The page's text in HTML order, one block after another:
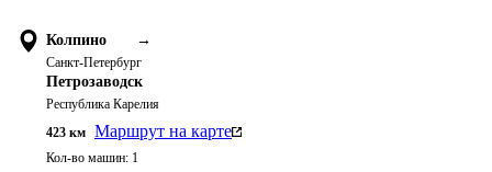
Колпино →
Санкт-Петербург
Петрозаводск
Республика Карелия
423 км Маршрут на карте
Кол-во машин: 1